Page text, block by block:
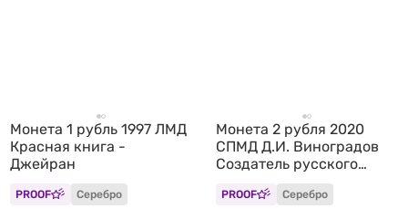
Монета 1 рубль 1997 ЛМД
Красная книга -
Джейран
PROOF Серебро
Монета 2 рубля 2020
СПМД Д.И. Виноградов
Создатель русского
фарфора 300 лет со дня
рождения
PROOF Серебро